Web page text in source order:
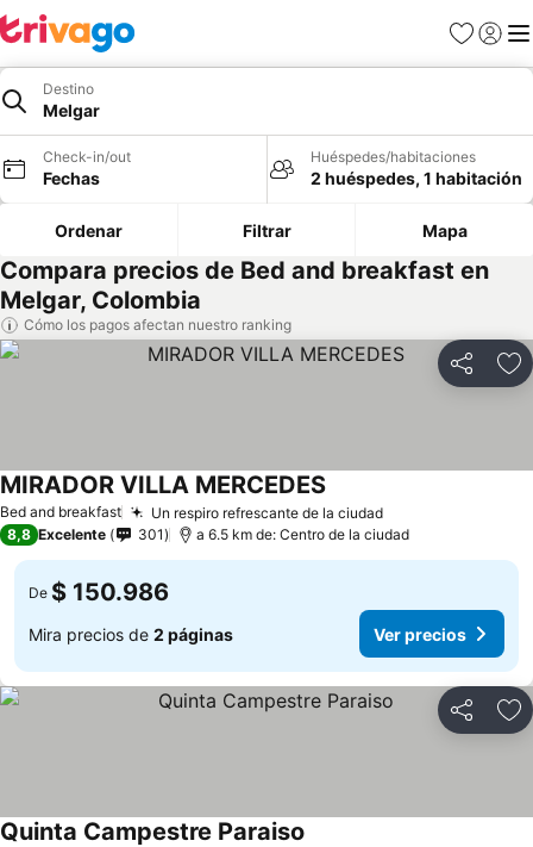
Favoritos
Iniciar
Destino
Melgar
Check-in/out
Fechas
Huéspedes/habitaciones
2 huéspedes, 1 habitación
Ordenar Filtrar Mapa
Compara precios de Bed and breakfast en
Melgar, Colombia
Cómo los pagos afectan nuestro ranking
Compartir
Bed and breakfast Un respiro refrescante de la ciudadVer precios
MIRADOR VILLA MERCEDES
8,8 Excelente 301 a 6.5 km de: Centro de la ciudad
De $ 150.986
Mira precios de 2 páginas Ver precios
Compartir
Quinta Campestre Paraiso